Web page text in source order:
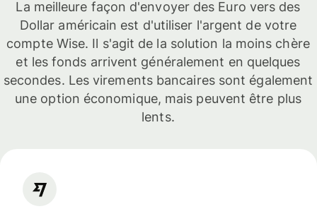
La meilleure façon d'envoyer des Euro vers des
Dollar américain est d'utiliser l'argent de votre
compte Wise. Il s'agit de la solution la moins chère
et les fonds arrivent généralement en quelques
secondes. Les virements bancaires sont également
une option économique, mais peuvent être plus
lents.